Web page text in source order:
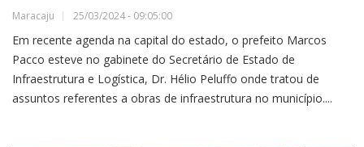
Maracaju 25/03/2024 - 09:05:00
Em recente agenda na capital do estado, o prefeito Marcos
Pacco esteve no gabinete do Secretário de Estado de
Infraestrutura e Logística, Dr. Hélio Peluffo onde tratou de
assuntos referentes a obras de infraestrutura no município....